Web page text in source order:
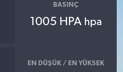
BASINÇ
1005 HPA hpa
EN DÜŞÜK / EN YÜKSEK